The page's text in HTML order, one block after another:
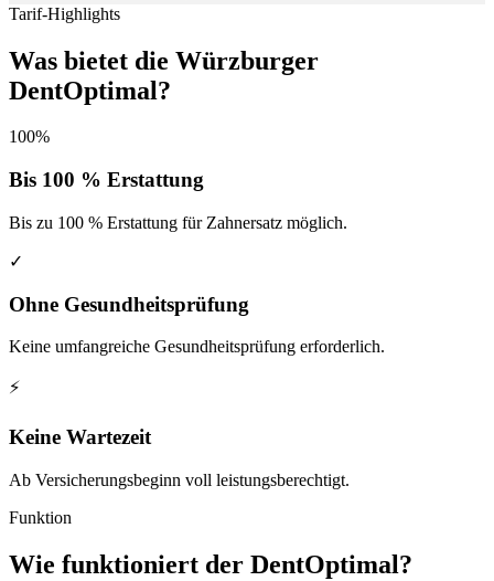
Tarif-Highlights
Was bietet die Würzburger
DentOptimal?
100%
Bis 100 % Erstattung
Bis zu 100 % Erstattung für Zahnersatz möglich.
✓
Ohne Gesundheitsprüfung
Keine umfangreiche Gesundheitsprüfung erforderlich.
⚡
Keine Wartezeit
Ab Versicherungsbeginn voll leistungsberechtigt.
Funktion
Wie funktioniert der DentOptimal?